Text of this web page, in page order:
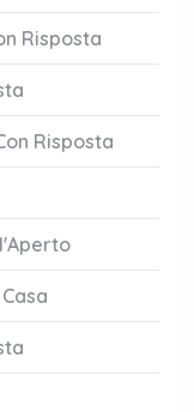
Risposta
Risposta